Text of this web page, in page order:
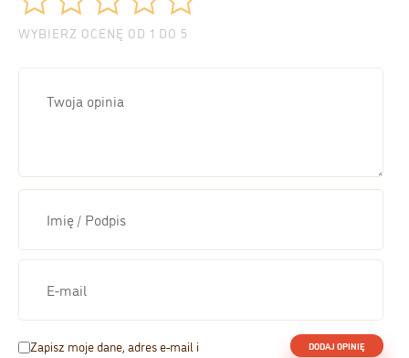
WYBIERZ OCENĘ OD 1 DO 5
Zapisz moje dane, adres e-mail i